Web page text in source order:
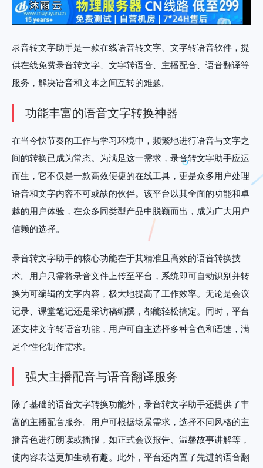
录音转文字助手是一款在线语音转文字、文字转语音软件，提
供在线免费录音转文字、文字转语音、主播配音、语音翻译等
服务，解决语音和文本之间互转的难题。
功能丰富的语音文字转换神器
在当今快节奏的工作与学习环境中，频繁地进行语音与文字之
间的转换已成为常态。为满足这一需求，录音转文字助手应运
而生，它不仅是一款高效便捷的在线工具，更是众多用户处理
语音和文字内容不可或缺的伙伴。该平台以其全面的功能和卓
越的用户体验，在众多同类型产品中脱颖而出，成为广大用户
信赖的选择。
录音转文字助手的核心功能在于其精准且高效的语音转换技
术。用户只需将录音文件上传至平台，系统即可自动识别并转
换为可编辑的文字内容，极大地提高了工作效率。无论是会议
记录、课堂笔记还是采访稿编撰，都能轻松搞定。同时，平台
还支持文字转语音功能，用户可自主选择多种音色和语速，满
足个性化制作需求。
强大主播配音与语音翻译服务
除了基础的语音文字转换功能外，录音转文字助手还提供了丰
富的主播配音服务。用户可根据场景需求，选择不同风格的主
播音色进行朗读或播报，如正式会议报告、温馨故事讲解等，
使内容表达更加生动有趣。此外，平台还内置了先进的语音翻